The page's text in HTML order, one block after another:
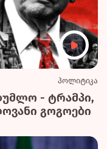
პოლიტიკა
- ტრამპი,
გოგოები